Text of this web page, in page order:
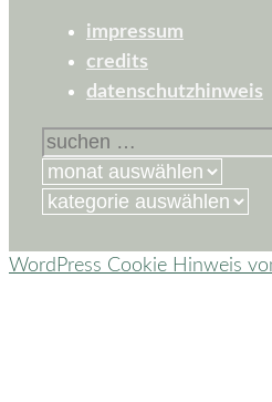
impressum
credits
datenschutzhinweis
suchen
nach:
kategorien
WordPress Cookie Hinweis